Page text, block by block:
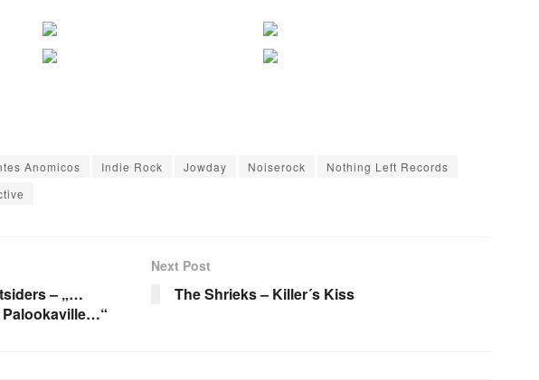
Anomicos Indie Rock Jowday Noiserock
Nothing Left Records
– „…
Palookaville…“
Next Post
The Shrieks – Killer´s Kiss